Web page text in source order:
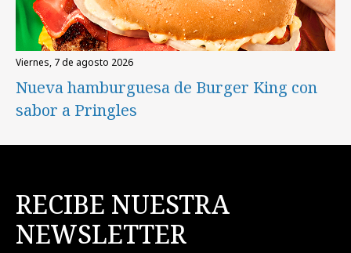
viernes, 7 de agosto 2026
Nueva hamburguesa de Burger King con
sabor a Pringles
RECIBE NUESTRA
NEWSLETTER